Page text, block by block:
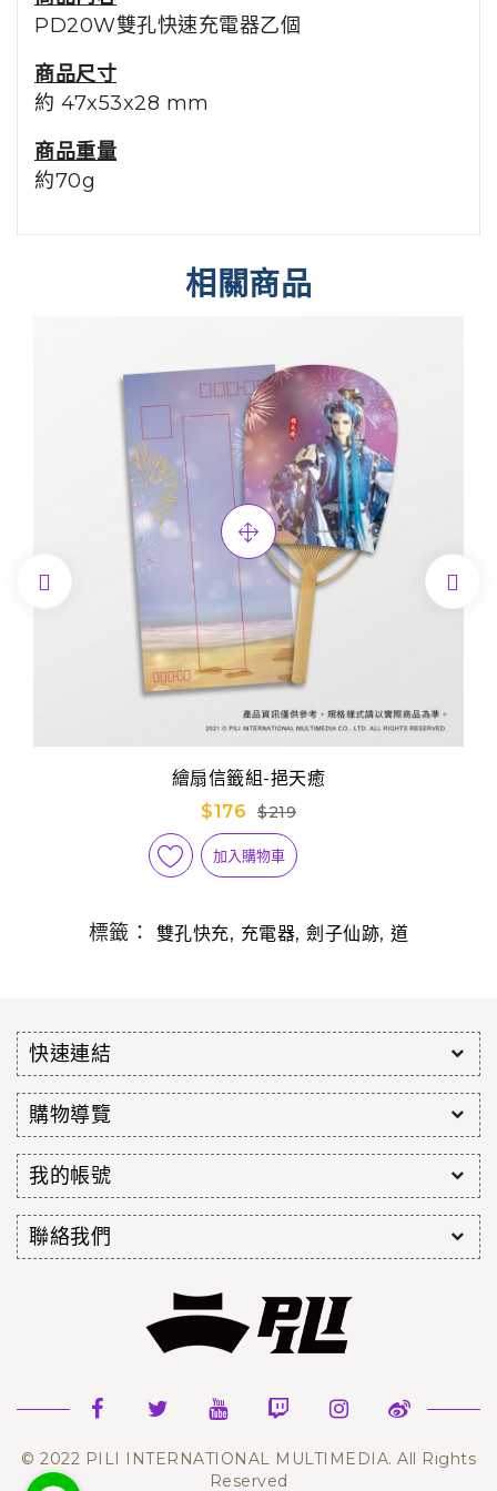
PD20W雙孔快速充電器乙個
商品尺寸
約 47x53x28 mm
商品重量
約70g
相關商品
繪扇信籤組-挹天癒
$176
$219
加入購物車
 
標籤： 雙孔快充, 充電器, 劍子仙跡, 道
快速連結
購物導覽
我的帳號
聯絡我們
© 2022 PILI INTERNATIONAL MULTIMEDIA. All Rights
Reserved